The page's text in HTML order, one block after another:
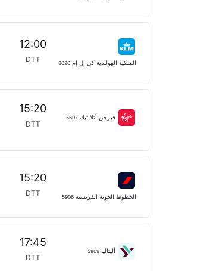
الملكية الهولندية كي إل إم 8020
12:00
DTT
فيرجن أتلانتيك 5697
15:20
DTT
الخطوط الجوية الفرنسية 5906
15:20
DTT
أليتاليا 5809
17:45
DTT